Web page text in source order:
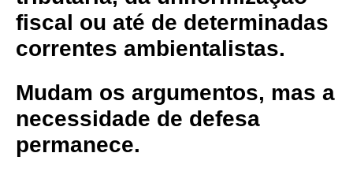
fiscal ou até de determinadas
correntes ambientalistas.
Mudam os argumentos, mas a
necessidade de defesa
permanece.